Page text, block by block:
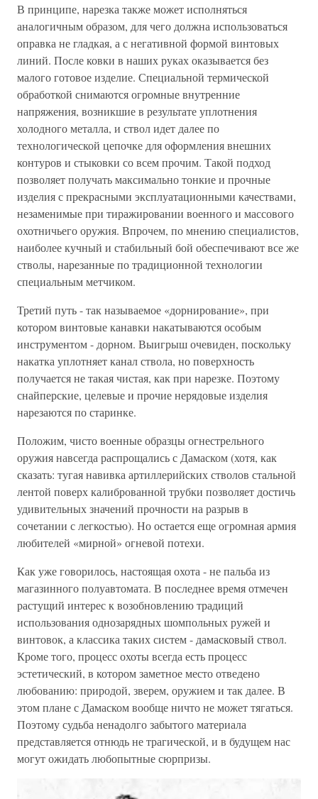
В принципе, нарезка также может исполняться
аналогичным образом, для чего должна использоваться
оправка не гладкая, а с негативной формой винтовых
линий. После ковки в наших руках оказывается без
малого готовое изделие. Специальной термической
обработкой снимаются огромные внутренние
напряжения, возникшие в результате уплотнения
холодного металла, и ствол идет далее по
технологической цепочке для оформления внешних
контуров и стыковки со всем прочим. Такой подход
позволяет получать максимально тонкие и прочные
изделия с прекрасными эксплуатационными качествами,
незаменимые при тиражировании военного и массового
охотничьего оружия. Впрочем, по мнению специалистов,
наиболее кучный и стабильный бой обеспечивают все же
стволы, нарезанные по традиционной технологии
специальным метчиком.
Третий путь - так называемое «дорнирование», при
котором винтовые канавки накатываются особым
инструментом - дорном. Выигрыш очевиден, поскольку
накатка уплотняет канал ствола, но поверхность
получается не такая чистая, как при нарезке. Поэтому
снайперские, целевые и прочие нерядовые изделия
нарезаются по старинке.
Положим, чисто военные образцы огнестрельного
оружия навсегда распрощались с Дамаском (хотя, как
сказать: тугая навивка артиллерийских стволов стальной
лентой поверх калиброванной трубки позволяет достичь
удивительных значений прочности на разрыв в
сочетании с легкостью). Но остается еще огромная армия
любителей «мирной» огневой потехи.
Как уже говорилось, настоящая охота - не пальба из
магазинного полуавтомата. В последнее время отмечен
растущий интерес к возобновлению традиций
использования однозарядных шомпольных ружей и
винтовок, а классика таких систем - дамасковый ствол.
Кроме того, процесс охоты всегда есть процесс
эстетический, в котором заметное место отведено
любованию: природой, зверем, оружием и так далее. В
этом плане с Дамаском вообще ничто не может тягаться.
Поэтому судьба ненадолго забытого материала
представляется отнюдь не трагической, и в будущем нас
могут ожидать любопытные сюрпризы.